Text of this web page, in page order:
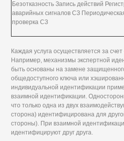
Безотказность Запись действий
аварийных сигналов СЗ
проверка СЗ
Каждая услуга осуществляется за
Например, механизмы экспертной
быть основаны на замене
общедоступного ключа или
индивидуальной идентификации
взаимной идентификации.
что только одна из двух
сторона) идентифицирована для
стороны). При взаимной
идентифицируют друг друга.